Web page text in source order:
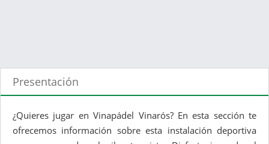
Presentación
¿Quieres jugar en Vinapádel Vinarós? En esta sección te
ofrecemos información sobre esta instalación deportiva